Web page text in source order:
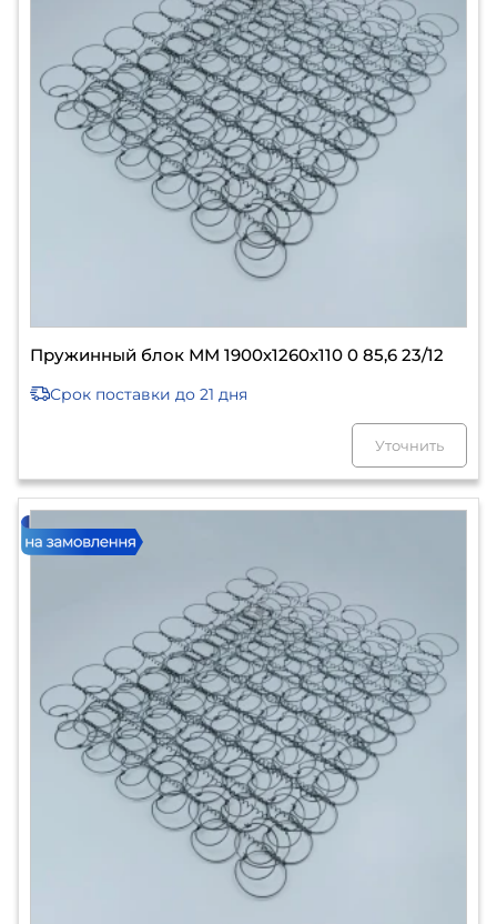
Пружинный блок ММ 1900х1260х110 0 85,6 23/12
Срок поставки до 21 дня
Уточнить